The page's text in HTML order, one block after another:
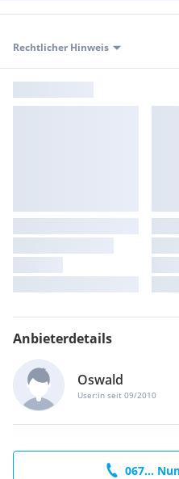
Rechtlicher Hinweis
Anbieterdetails
Oswald
User:in seit 09/2010
067...